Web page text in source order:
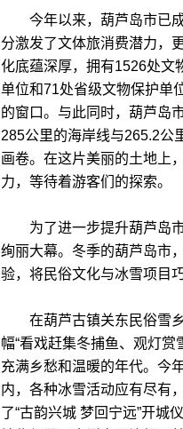
今年以来，葫芦岛市已成
分激发了文体旅消费潜力，
化底蕴深厚，拥有1526处文
单位和71处省级文物保护单
的窗口。与此同时，葫芦岛
285公里的海岸线与265.2公
画卷。在这片美丽的土地上
力，等待着游客们的探索。
为了进一步提升葫芦岛市
绚丽大幕。冬季的葫芦岛市
验，将民俗文化与冰雪项目
在葫芦古镇关东民俗雪乡
幅“看戏赶集冬捕鱼、观灯
充满乡愁和温暖的年代。今
内，各种冰雪活动应有尽有
了“古韵兴城 梦回宁远”开城